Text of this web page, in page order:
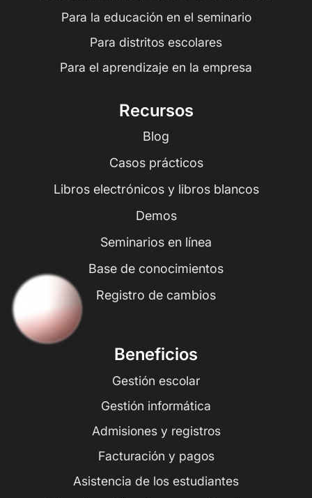
Para la educación en el seminario
Para distritos escolares
Para el aprendizaje en la empresa
Recursos
Blog
Casos prácticos
Libros electrónicos y libros blancos
Demos
Seminarios en línea
Base de conocimientos
Registro de cambios
Beneficios
Gestión escolar
Gestión informática
Admisiones y registros
Facturación y pagos
Asistencia de los estudiantes